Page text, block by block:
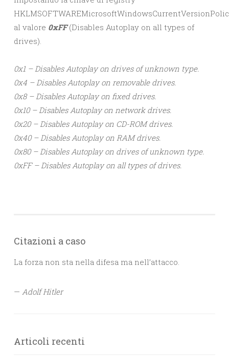
al valore 0xFF(Disables Autoplay on all types of
drives).
0x1 – Disables Autoplay on drives of unknown type.
0x4 – Disables Autoplay on removable drives.
0x8 – Disables Autoplay on fixed drives.
0x10 – Disables Autoplay on network drives.
0x20 – Disables Autoplay on CD-ROM drives.
0x40 – Disables Autoplay on RAM drives.
0x80 – Disables Autoplay on drives of unknown type.
0xFF – Disables Autoplay on all types of drives.
Citazioni a caso
La forza non sta nella difesa ma nell’attacco.
— Adolf Hitler
Articoli recenti